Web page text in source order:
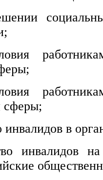
сферы;
инвалидов в
инвалидов